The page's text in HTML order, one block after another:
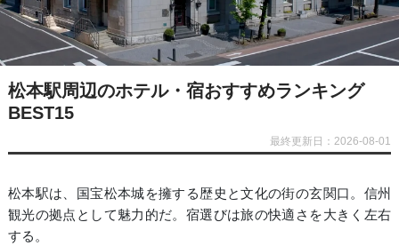
松本駅周辺のホテル・宿おすすめランキング
BEST15
最終更新日：2026-08-01
松本駅は、国宝松本城を擁する歴史と文化の街の玄関口。信州
観光の拠点として魅力的だ。宿選びは旅の快適さを大きく左右
する。